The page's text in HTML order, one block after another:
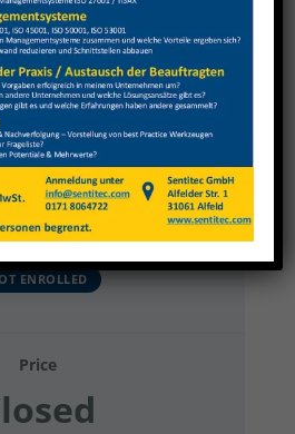
Gruppe 24
Status
ENROLLED
Price